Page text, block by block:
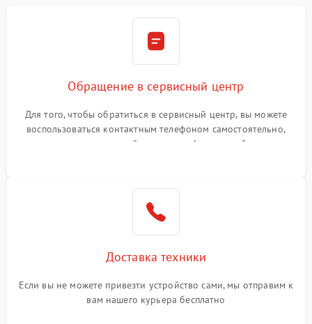
Обращение в сервисный центр
Для того, чтобы обратиться в сервисный центр, вы можете
воспользоваться контактным телефоном самостоятельно,
или оставить свой номер телефона на сайте
Доставка техники
Если вы не можете привезти устройство сами, мы отправим к
вам нашего курьера бесплатно